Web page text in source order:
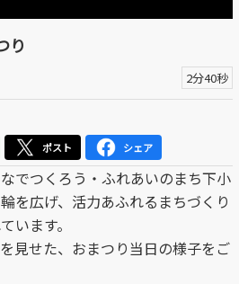
そう / Living Together in Edogaw
のゴールを目指して～
り
2分40秒
ポスト シェア
でつくろう・ふれあいのまち下小
を広げ、活力あふれるまちづくり
います。
見せた、おまつり当日の様子をご